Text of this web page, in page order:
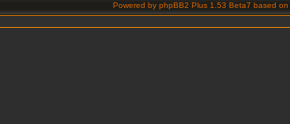
Powered by phpBB2 Plus 1.53 Beta7 based on